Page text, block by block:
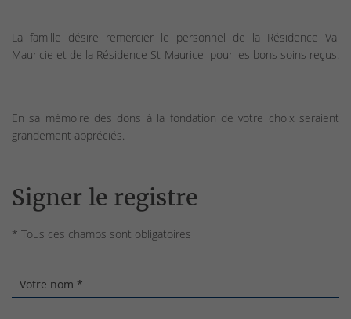
La famille désire remercier le personnel de la Résidence Val
Mauricie et de la Résidence St-Maurice pour les bons soins reçus.
En sa mémoire des dons à la fondation de votre choix seraient
grandement appréciés.
Signer le registre
* Tous ces champs sont obligatoires
Votre nom *